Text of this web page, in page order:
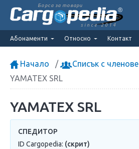
Борса за товари
since 2014
Абонаменти Относно Контакт
Начало
Списък с членове
YAMATEX SRL
YAMATEX SRL
СПЕДИТОР
ID Cargopedia: (скрит)